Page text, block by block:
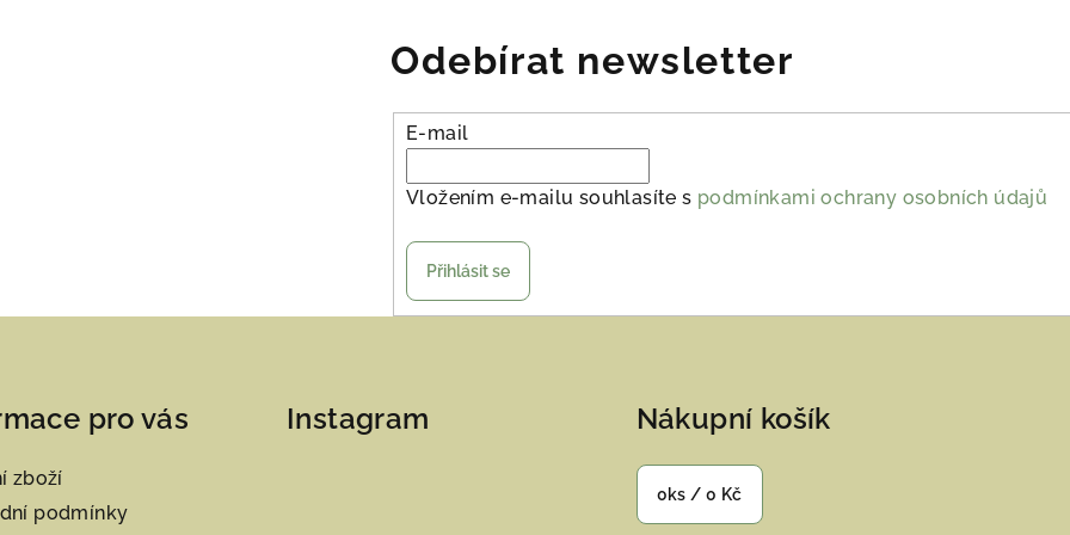
Odebírat newsletter
E-mail
Vložením e-mailu souhlasíte s podmínkami ochrany osobních údajů
Přihlásit se
pro vás
zboží
podmínky
Instagram Nákupní košík
0ks / 0 Kč